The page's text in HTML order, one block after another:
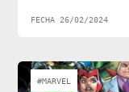
FECHA 26/02/2024
#MARVEL